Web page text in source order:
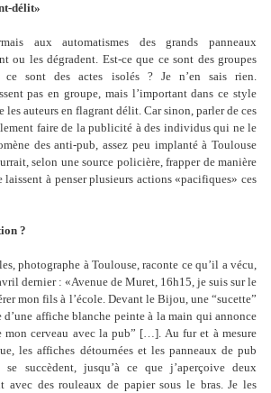
délit»
aux automatismes des grands panneaux
ou les dégradent. Est-ce que ce sont des groupes
ce sont des actes isolés ? Je n’en sais rien.
pas en groupe, mais l’important dans ce style
les auteurs en flagrant délit. Car sinon, parler de ces
faire de la publicité à des individus qui ne le
des anti-pub, assez peu implanté à Toulouse
selon une source policière, frapper de manière
laissent à penser plusieurs actions «pacifiques» ces
?
photographe à Toulouse, raconte ce qu’il a vécu,
dernier : «Avenue de Muret, 16h15, je suis sur le
mon fils à l’école. Devant le Bijou, une “sucette”
d’une affiche blanche peinte à la main qui annonce
mon cerveau avec la pub” […]. Au fur et à mesure
les affiches détournées et les panneaux de pub
succèdent, jusqu’à ce que j’aperçoive deux
avec des rouleaux de papier sous le bras. Je les